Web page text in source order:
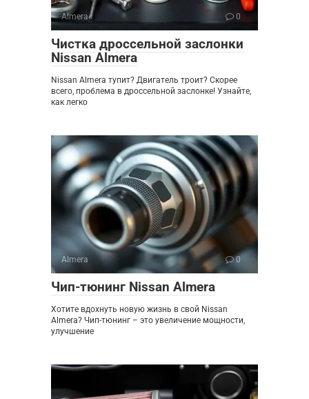
Almera 0
Чистка дроссельной заслонки
Nissan Almera
Nissan Almera тупит? Двигатель троит? Скорее
всего, проблема в дроссельной заслонке! Узнайте,
как легко
Almera 0
Чип-тюнинг Nissan Almera
Хотите вдохнуть новую жизнь в свой Nissan
Almera? Чип-тюнинг – это увеличение мощности,
улучшение